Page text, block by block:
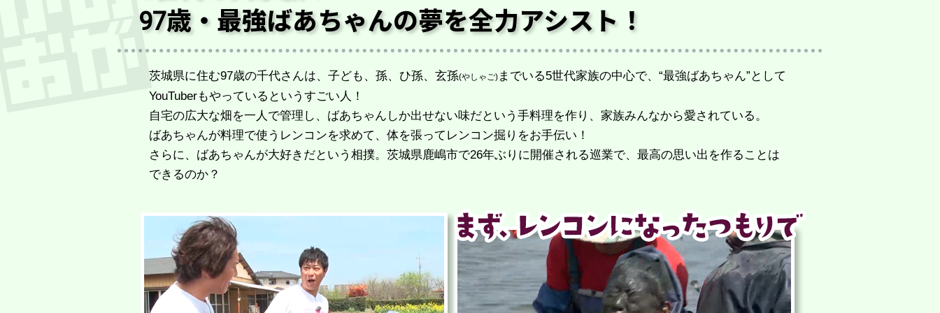
97歳・最強ばあちゃんの夢を全力アシスト！
茨城県に住む97歳の千代さんは、子ども、孫、ひ孫、玄孫(やしゃご) までいる5世代家族の中心で、“最強ばあちゃん”として
YouTuberもやっているというすごい人！
自宅の広大な畑を一人で管理し、ばあちゃんしか出せない味だという手料理を作り、家族みんなから愛されている。
ばあちゃんが料理で使うレンコンを求めて、体を張ってレンコン掘りをお手伝い！
さらに、ばあちゃんが大好きだという相撲。 茨城県鹿嶋市で26年ぶりに開催される巡業で、最高の思い出を作ることは
できるのか？